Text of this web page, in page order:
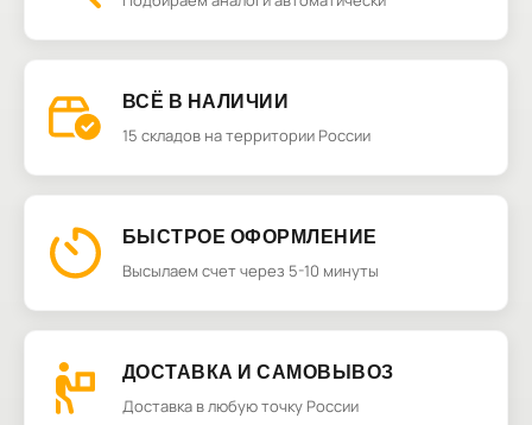
ВСЁ В НАЛИЧИИ
15 складов на территории России
БЫСТРОЕ ОФОРМЛЕНИЕ
Высылаем счет через 5-10 минуты
ДОСТАВКА И САМОВЫВОЗ
Доставка в любую точку России